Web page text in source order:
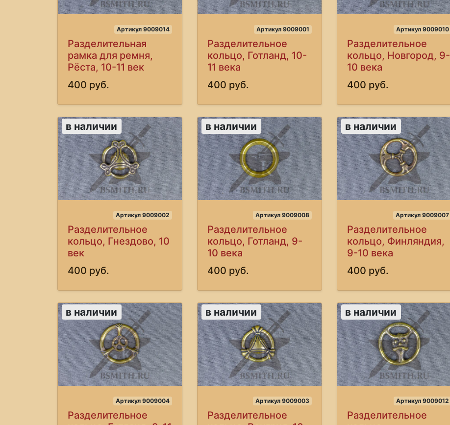
Артикул 9009014
Разделительная
рамка для ремня,
Рёста, 10-11 век
400 руб.
Артикул 9009001
Разделительное
кольцо, Готланд, 10-
11 века
400 руб.
Артикул 9009010
Разделительное
кольцо, Новгород, 9-
10 века
400 руб.
в наличии
Артикул 9009002
Разделительное
кольцо, Гнездово, 10
век
400 руб.
в наличии
Артикул 9009008
Разделительное
кольцо, Готланд, 9-
10 века
400 руб.
в наличии
Артикул 9009007
Разделительное
кольцо, Финляндия,
9-10 века
400 руб.
в наличии
Артикул 9009004
Разделительное
в наличии
Артикул 9009003
Разделительное
в наличии
Артикул 9009012
Разделительное